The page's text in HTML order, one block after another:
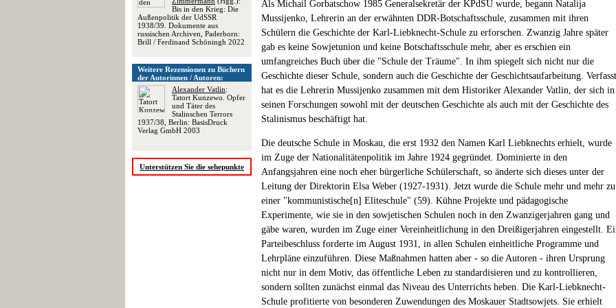
Bis in den Krieg: Die
Außenpolitik der UdSSR
1938/39. Dokumente aus
russischen Archiven, Paderborn:
Brill / Ferdinand Schöningh 2022
Weitere Rezensionen zu Büchern
der Autorinnen / Autoren:
Alexander Vatlin:
Tatort Kunzewo. Opfer
und Täter des
Stalinschen Terrors
1937/38, Berlin: BasisDruck
Verlag GmbH 2003
Unterstützen Sie die sehepunkte
Als Michail Gorbatschow 1985 Generalsekretär der KPdSU wurde, begann Natalija
Mussijenko, Lehrerin an der erwähnten DDR-Botschaftsschule, zusammen mit ihren
Schülern die Geschichte der Karl-Liebknecht-Schule zu erforschen. Zwanzig Jahre später
gab es keine Sowjetunion und keine Botschaftsschule mehr, aber es erschien ein
umfangreiches Buch über die "Schule der Träume". In ihm spiegelt sich nicht nur die
Geschichte dieser Schule, sondern auch die Geschichte der Geschichtsaufarbeitung. Verfasst
hat es die Lehrerin Mussijenko zusammen mit dem Historiker Alexander Vatlin, der sich in
seinen Forschungen sowohl mit der deutschen Geschichte als auch mit der Geschichte des
Stalinismus beschäftigt hat.
Die deutsche Schule in Moskau, die erst 1932 den Namen Karl Liebknechts erhielt, wurde
im Zuge der Nationalitätenpolitik im Jahre 1924 gegründet. Dominierte in den
Anfangsjahren eine noch eher bürgerliche Schülerschaft, so änderte sich dieses unter der
Leitung der Direktorin Elsa Weber (1927-1931). Jetzt wurde die Schule mehr und mehr zu
einer "kommunistische[n] Eliteschule" (59). Kühne Projekte und pädagogische
Experimente, wie sie in den sowjetischen Schulen noch in den Zwanzigerjahren gang und
gäbe waren, wurden im Zuge einer Vereinheitlichung in den Dreißigerjahren eingestellt.
Parteibeschluss forderte im August 1931, in allen Schulen einheitliche Programme und
Lehrpläne einzuführen. Diese Maßnahmen hatten aber - so die Autoren - ihren Ursprung
nicht nur in dem Motiv, das öffentliche Leben zu standardisieren und zu kontrollieren,
sondern sollten zunächst einmal das Niveau des Unterrichts heben. Die Karl-Liebknecht-
Schule profitierte von besonderen Zuwendungen des Moskauer Stadtsowjets. Sie erhielt